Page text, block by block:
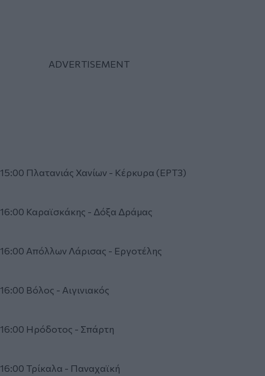
15:00 Πλατανιάς Χανίων - Κέρκυρα (ΕΡΤ3)
16:00 Καραϊσκάκης - Δόξα Δράμας
16:00 Απόλλων Λάρισας - Εργοτέλης
16:00 Βόλος - Αιγινιακός
16:00 Ηρόδοτος - Σπάρτη
16:00 Τρίκαλα - Παναχαϊκή